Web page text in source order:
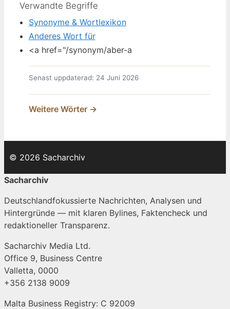
Verwandte Begriffe
Synonyme & Wortlexikon
Anderes Wort für
<a href="/synonym/aber-a
Senast uppdaterad: 24 Juni 2026
Weitere Wörter →
© 2026 Sacharchiv
Sacharchiv
Deutschlandfokussierte Nachrichten, Analysen und
Hintergründe — mit klaren Bylines, Faktencheck und
redaktioneller Transparenz.
Sacharchiv Media Ltd.
Office 9, Business Centre
Valletta, 0000
+356 2138 9009
Malta Business Registry: C 92009